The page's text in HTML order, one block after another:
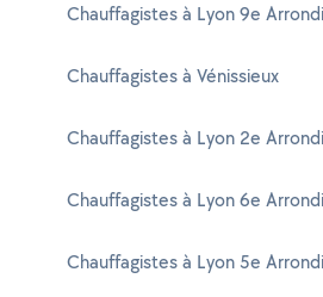
Chauffagistes à Lyon 9e
Chauffagistes à Vénissieux
Chauffagistes à Lyon 2e
Chauffagistes à Lyon 6e
Chauffagistes à Lyon 5e